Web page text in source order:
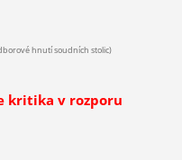
hnutí soudních stolic)
kritika v rozporu